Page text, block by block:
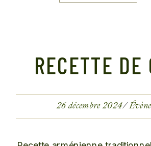
RECETTE DE
26 décembre 2024